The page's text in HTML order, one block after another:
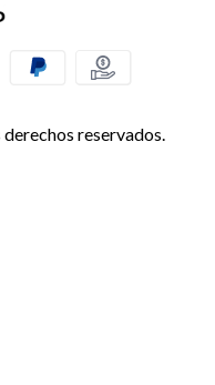
reservados.